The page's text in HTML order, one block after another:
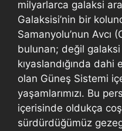
milyarlarca galaksi
Galaksisi’nin bir
Samanyolu’nun Avcı
bulunan; değil galaksi
kıyaslandığında
olan Güneş Sistemi
yaşamlarımızı. Bu
içerisinde oldukça
sürdürdüğümüz